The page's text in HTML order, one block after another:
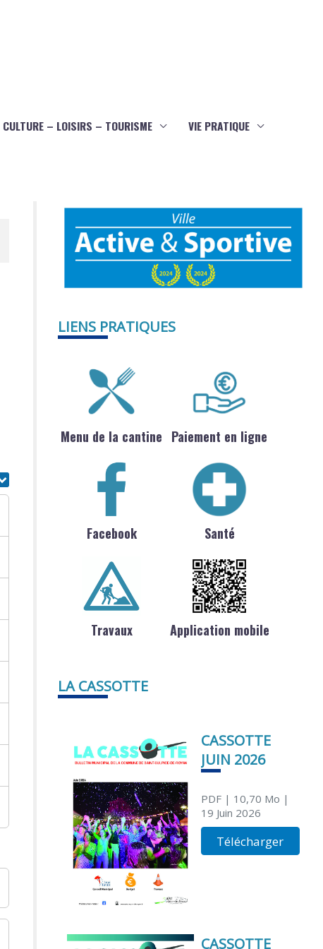
CULTURE – LOISIRS – TOURISME VIE PRATIQUE
LIENS PRATIQUES
Menu de la cantine Paiement en ligne
Facebook Santé
Travaux Application mobile
LA CASSOTTE
CASSOTTE
JUIN 2026
PDF| 10,70 Mo |
19 Juin 2026
Télécharger
CASSOTTE